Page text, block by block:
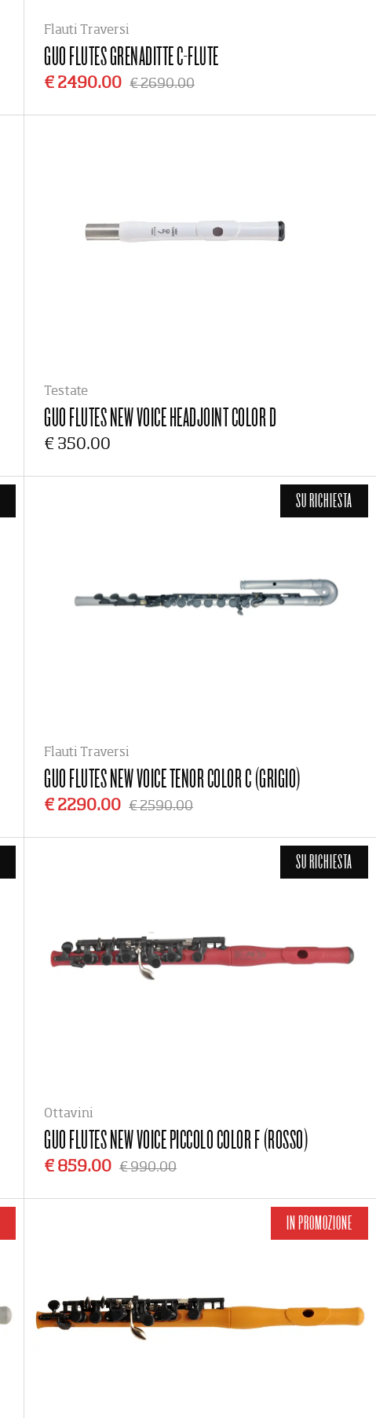
Flauti Traversi
GUO FLUTESGRENADITTE C-FLUTE
€ 2490.00 € 2690.00
Testate
GUO FLUTESNEW VOICE HEADJOINT COLOR D
€ 350.00
SU RICHIESTA
Flauti Traversi
GUO FLUTESNEW VOICE TENOR COLOR C (GRIGIO)
€ 2290.00 € 2590.00
SU RICHIESTA
Ottavini
GUO FLUTESNEW VOICE PICCOLO COLOR F (ROSSO)
€ 859.00 € 990.00
IN PROMOZIONE